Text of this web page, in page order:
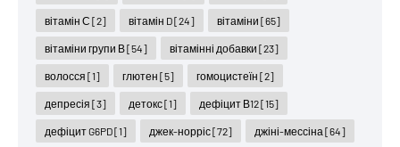
вітамін С [2] вітамін D[24] вітаміни [65]
вітаміни групи В[54] вітамінні добавки [23]
волосся [1] глютен [5] гомоцистеїн [2]
депресія [3] детокс[1] дефіцит В12[15]
дефіцит G6PD[1] джек-норріс[72] джіні-мессіна [64]